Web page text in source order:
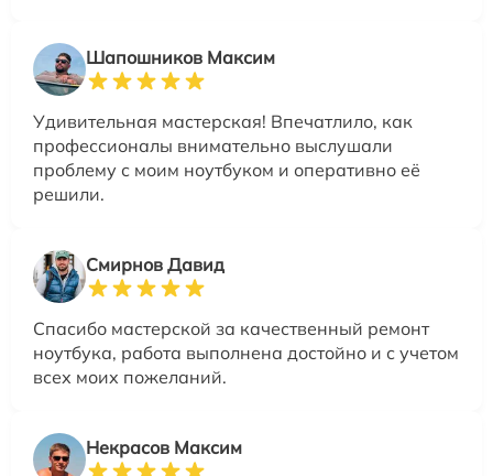
Шапошников Максим
Удивительная мастерская! Впечатлило, как
профессионалы внимательно выслушали
проблему с моим ноутбуком и оперативно её
решили.
Смирнов Давид
Спасибо мастерской за качественный ремонт
ноутбука, работа выполнена достойно и с учетом
всех моих пожеланий.
Некрасов Максим